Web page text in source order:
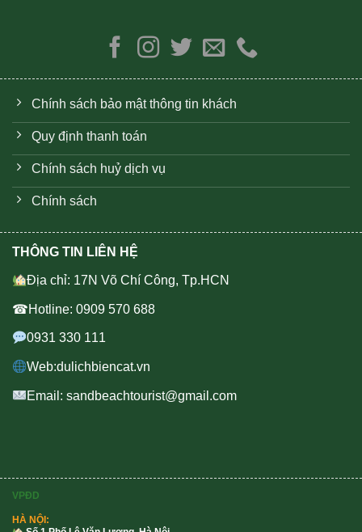
Chính sách bảo mật thông tin khách
Quy định thanh toán
Chính sách huỷ dịch vụ
Chính sách
THÔNG TIN LIÊN HỆ
Địa chỉ: 17N Võ Chí Công, Tp.HCN
☎Hotline: 0909 570 688
0931 330 111
Web:dulichbiencat.vn
Email: sandbeachtourist@gmail.com
VPĐD
HÀ NỘI: